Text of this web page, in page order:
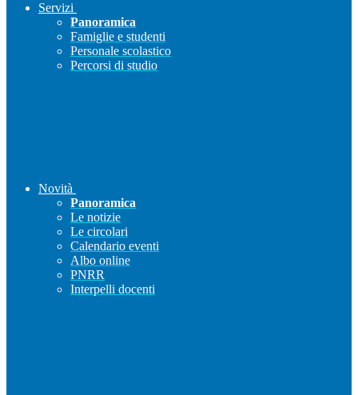
Servizi
Panoramica
Famiglie e studenti
Personale scolastico
Percorsi di studio
Novità
Panoramica
Le notizie
Le circolari
Calendario eventi
Albo online
PNRR
Interpelli docenti